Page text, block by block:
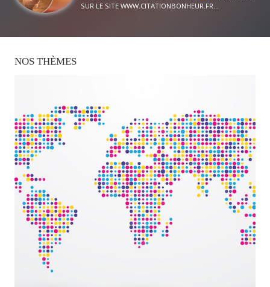
SUR LE SITE WWW.CITATIONBONHEUR.FR...
NOS THÈMES